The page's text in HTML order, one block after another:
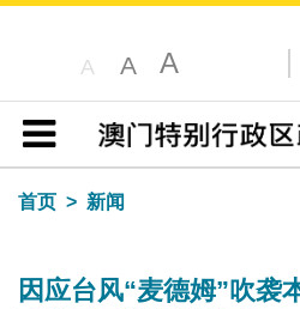
A A A
目录
首页
新闻
因应台风“麦德姆”吹袭